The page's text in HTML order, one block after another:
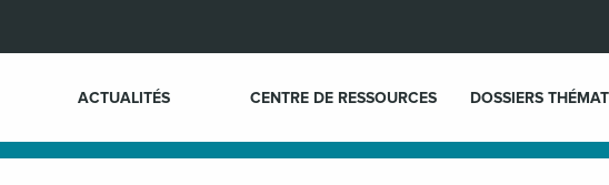
ACTUALITÉS CENTRE DE RESSOURCES DOSSIERS